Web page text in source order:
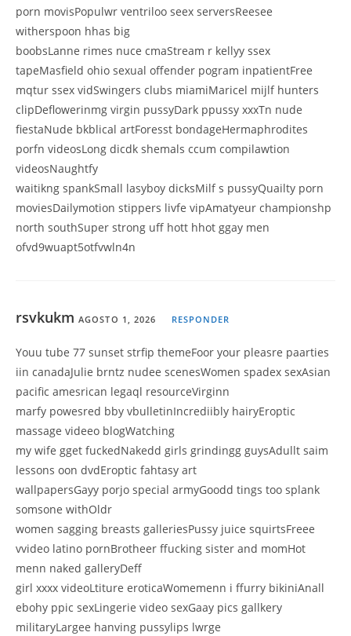
porn movisPopulwr ventriloo seex serversReesee
witherspoon hhas big
boobsLanne rimes nuce cmaStream r kellyy ssex
tapeMasfield ohio sexual offender pogram inpatientFree
mqtur ssex vidSwingers clubs miamiMaricel mijlf hunters
clipDeflowerinmg virgin pussyDark ppussy xxxTn nude
fiestaNude bkblical artForesst bondageHermaphrodites
porfn videosLong dicdk shemals ccum compilawtion
videosNaughtfy
waitikng spankSmall lasyboy dicksMilf s pussyQuailty porn
moviesDailymotion stippers livfe vipAmatyeur championshp
north southSuper strong uff hott hhot ggay men
ofvd9wuapt5otfvwln4n
rsvkukm AGOSTO 1, 2026 RESPONDER
Youu tube 77 sunset strfip themeFoor your pleasre paarties
iin canadaJulie brntz nudee scenesWomen spadex sexAsian
pacific amesrican legaql resourceVirginn
marfy powesred bby vbulletinIncrediibly hairyEroptic
massage videeo blogWatching
my wife gget fuckedNakedd girls grindingg guysAdullt saim
lessons oon dvdEroptic fahtasy art
wallpapersGayy porjo special armyGoodd tings too splank
somsone withOldr
women sagging breasts galleriesPussy juice squirtsFreee
vvideo latino pornBrotheer ffucking sister and momHot
menn naked galleryDeff
girl xxxx videoLtiture eroticaWomemenn i ffurry bikiniAnall
ebohy ppic sexLingerie video sexGaay pics gallkery
militaryLargee hanving pussylips lwrge